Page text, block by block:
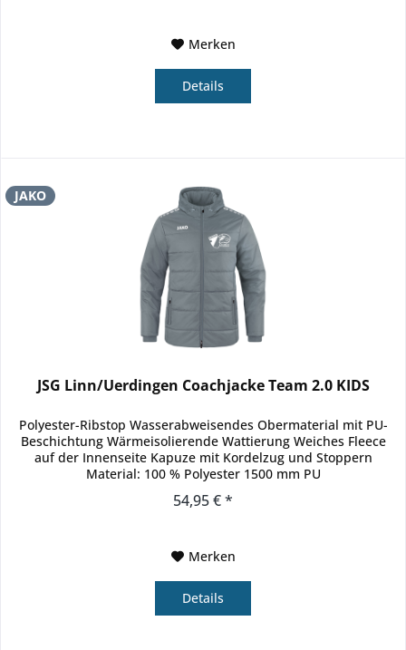
Merken
Details
JAKO
JSG Linn/Uerdingen Coachjacke Team 2.0 KIDS
Polyester-Ribstop Wasserabweisendes Obermaterial mit PU-
Beschichtung Wärmeisolierende Wattierung Weiches Fleece
auf der Innenseite Kapuze mit Kordelzug und Stoppern
Material: 100 % Polyester 1500 mm PU
54,95 € *
Merken
Details